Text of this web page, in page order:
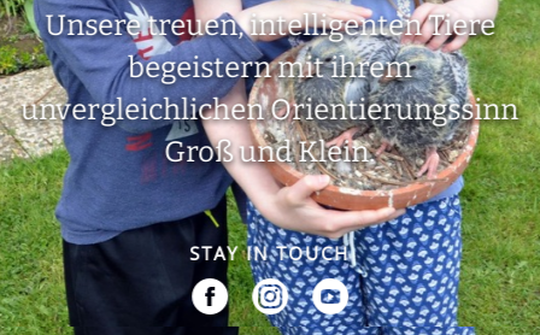
Unsere treuen, intelligenten Tiere
begeistern mit ihrem
unvergleichlichen Orientierungssinn
Groß und Klein.
STAY IN TOUCH